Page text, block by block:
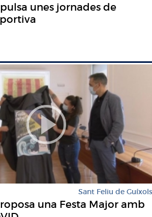
unes jornades de
Sant Feliu de Guíxols
una Festa Major amb